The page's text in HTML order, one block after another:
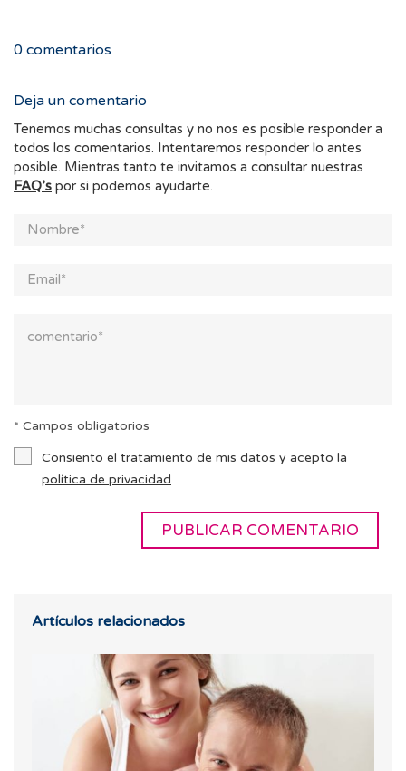
0 comentarios
Deja un comentario
Tenemos muchas consultas y no nos es posible responder a
todos los comentarios. Intentaremos responder lo antes
posible. Mientras tanto te invitamos a consultar nuestras
FAQ’s por si podemos ayudarte.
* Campos obligatorios
Consiento el tratamiento de mis datos y acepto la
política de privacidad
Artículos relacionados